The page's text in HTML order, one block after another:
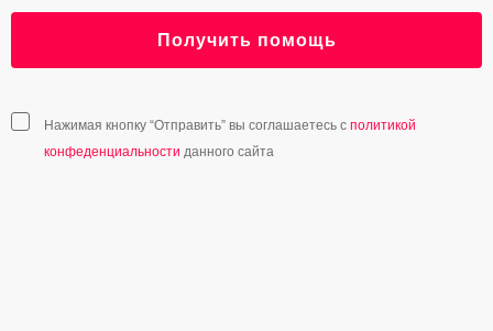
Получить помощь
Нажимая кнопку “Отправить” вы соглашаетесь с политикой
конфеденциальности данного сайта